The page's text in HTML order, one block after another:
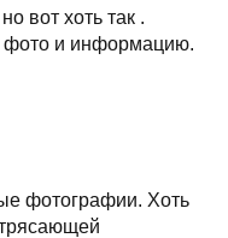
вот хоть так .
фото и информацию.
фотографии. Хоть